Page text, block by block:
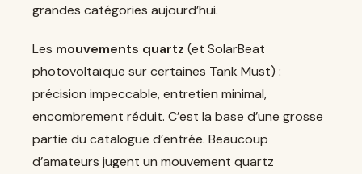
grandes catégories aujourd’hui.
Les mouvements quartz (et SolarBeat
photovoltaïque sur certaines Tank Must) :
précision impeccable, entretien minimal,
encombrement réduit. C’est la base d’une grosse
partie du catalogue d’entrée. Beaucoup
d’amateurs jugent un mouvement quartz